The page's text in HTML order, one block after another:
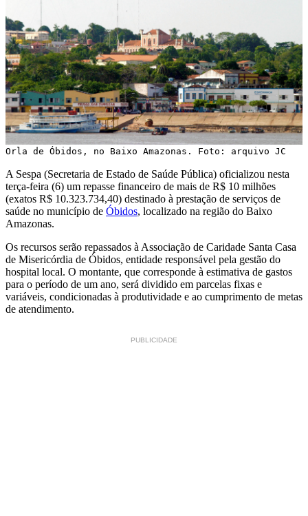
Orla de Óbidos, no Baixo Amazonas. Foto: arquivo JC
A Sespa (Secretaria de Estado de Saúde Pública) oficializou nesta
terça-feira (6) um repasse financeiro de mais de R$ 10 milhões
(exatos R$ 10.323.734,40) destinado à prestação de serviços de
saúde no município de Óbidos, localizado na região do Baixo
Amazonas.
Os recursos serão repassados à Associação de Caridade Santa Casa
de Misericórdia de Óbidos, entidade responsável pela gestão do
hospital local. O montante, que corresponde à estimativa de gastos
para o período de um ano, será dividido em parcelas fixas e
variáveis, condicionadas à produtividade e ao cumprimento de metas
de atendimento.
PUBLICIDADE